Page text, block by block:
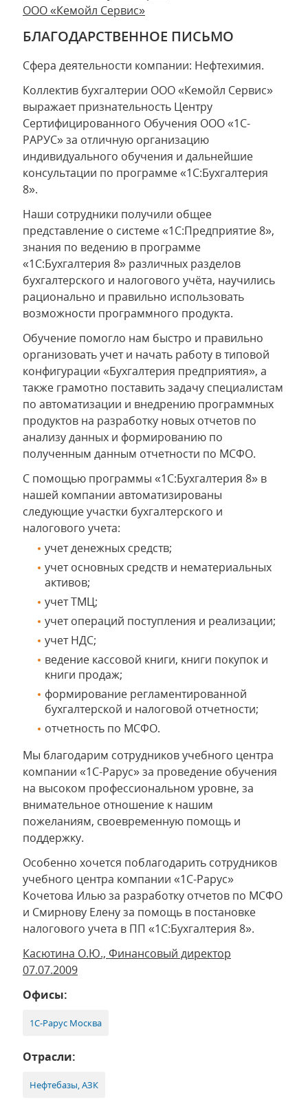
ООО «Кемойл Сервис»
БЛАГОДАРСТВЕННОЕ ПИСЬМО
Сфера деятельности компании: Нефтехимия.
Коллектив бухгалтерии ООО «Кемойл Сервис»
выражает признательность Центру
Сертифицированного Обучения ООО «1С-
РАРУС» за отличную организацию
индивидуального обучения и дальнейшие
консультации по программе «1С:Бухгалтерия
8».
Наши сотрудники получили общее
представление о системе «1С:Предприятие 8»,
знания по ведению в программе
«1С:Бухгалтерия 8» различных разделов
бухгалтерского и налогового учёта, научились
рационально и правильно использовать
возможности программного продукта.
Обучение помогло нам быстро и правильно
организовать учет и начать работу в типовой
конфигурации «Бухгалтерия предприятия», а
также грамотно поставить задачу специалистам
по автоматизации и внедрению программных
продуктов на разработку новых отчетов по
анализу данных и формированию по
полученным данным отчетности по МСФО.
С помощью программы «1С:Бухгалтерия 8» в
нашей компании автоматизированы
следующие участки бухгалтерского и
налогового учета:
учет денежных средств;
учет основных средств и нематериальных
активов;
учет ТМЦ;
учет операций поступления и реализации;
учет НДС;
ведение кассовой книги, книги покупок и
книги продаж;
формирование регламентированной
бухгалтерской и налоговой отчетности;
отчетность по МСФО.
Мы благодарим сотрудников учебного центра
компании «1С-Рарус» за проведение обучения
на высоком профессиональном уровне, за
внимательное отношение к нашим
пожеланиям, своевременную помощь и
поддержку.
Особенно хочется поблагодарить сотрудников
учебного центра компании «1С-Рарус»
Кочетова Илью за разработку отчетов по МСФО
и Смирнову Елену за помощь в постановке
налогового учета в ПП «1С:Бухгалтерия 8».
Касютина О.Ю., Финансовый директор
07.07.2009
Офисы:
1С-Рарус Москва
Отрасли:
Нефтебазы, АЗК